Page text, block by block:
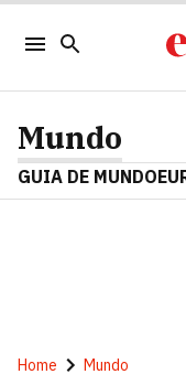
Mundo
GUIA DE MUNDO
Home Mundo